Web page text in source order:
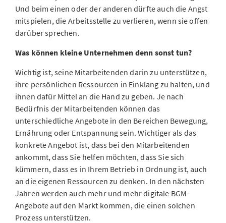
Und beim einen oder der anderen dürfte auch die Angst
mitspielen, die Arbeitsstelle zu verlieren, wenn sie offen
darüber sprechen.
Was können kleine Unternehmen denn sonst tun?
Wichtig ist, seine Mitarbeitenden darin zu unterstützen,
ihre persönlichen Ressourcen in Einklang zu halten, und
ihnen dafür Mittel an die Hand zu geben. Je nach
Bedürfnis der Mitarbeitenden können das
unterschiedliche Angebote in den Bereichen Bewegung,
Ernährung oder Entspannung sein. Wichtiger als das
konkrete Angebot ist, dass bei den Mitarbeitenden
ankommt, dass Sie helfen möchten, dass Sie sich
kümmern, dass es in Ihrem Betrieb in Ordnung ist, auch
an die eigenen Ressourcen zu denken. In den nächsten
Jahren werden auch mehr und mehr digitale BGM-
Angebote auf den Markt kommen, die einen solchen
Prozess unterstützen.